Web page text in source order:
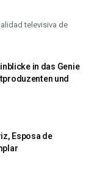
televisiva de
in das Genie
und
Esposa de